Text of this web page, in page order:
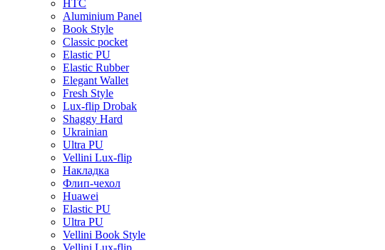
HTC
Aluminium Panel
Book Style
Classic pocket
Elastic PU
Elastic Rubber
Elegant Wallet
Fresh Style
Lux-flip Drobak
Shaggy Hard
Ukrainian
Ultra PU
Vellini Lux-flip
Накладка
Флип-чехол
Huawei
Elastic PU
Ultra PU
Vellini Book Style